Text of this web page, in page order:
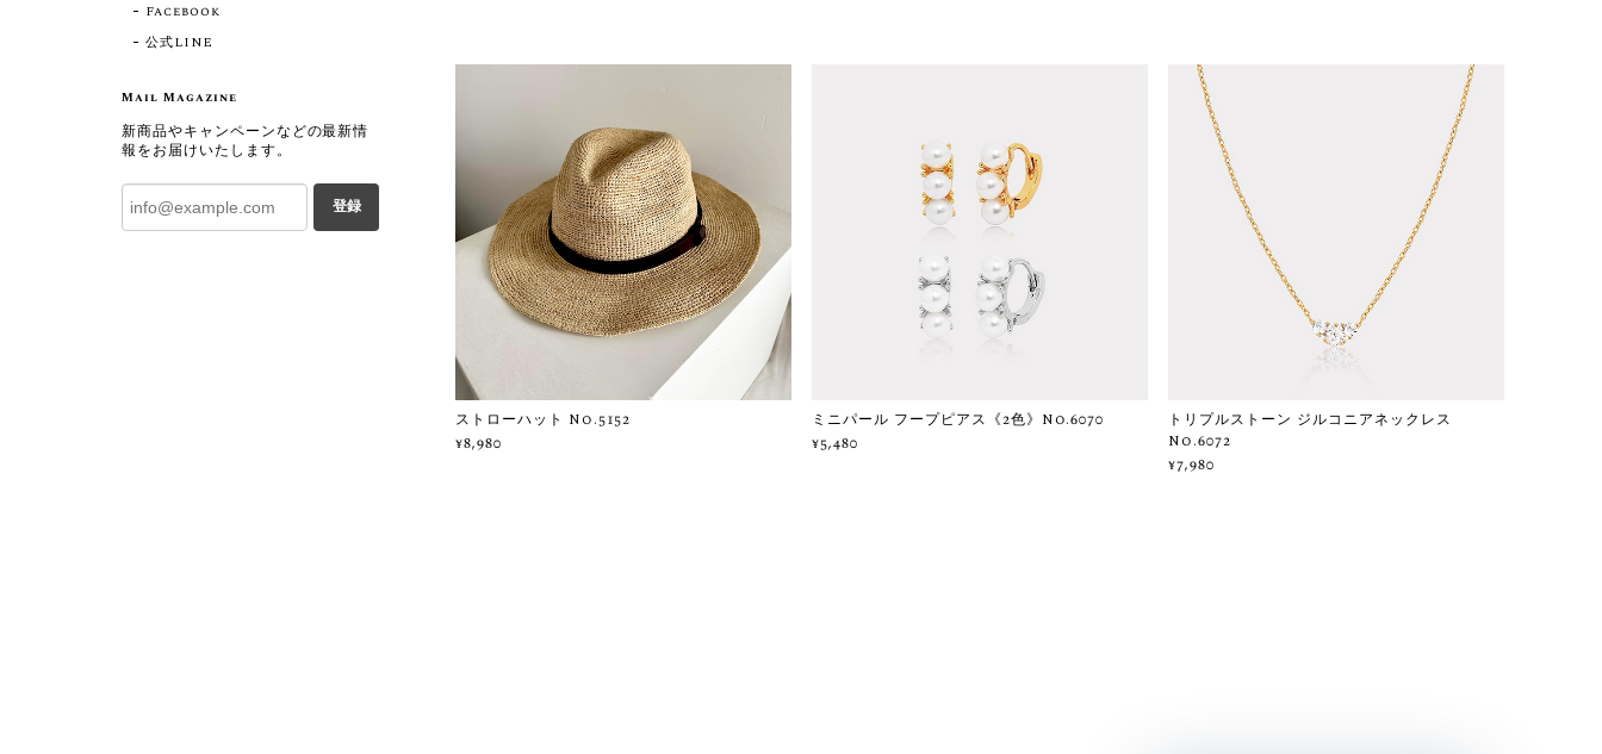
ストローハット No.5152
¥8,980
ミニパール フープピアス《2色》No.6070
¥5,480
トリプルストーン ジルコニアネックレス
No.6072
¥7,980
Facebook
公式LINE
Mail Magazine
新商品やキャンペーンなどの最新情
報をお届けいたします。
登録